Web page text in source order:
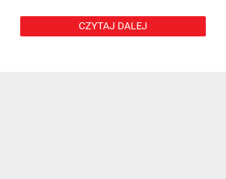
CZYTAJ DALEJ